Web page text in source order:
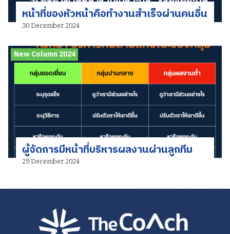
หน้าที่ของหัวหน้าคือทำงานสำเร็จผ่านคนอื่น
30 December 2024
New Column 2024
ผู้จัดการมีหน้าที่บริหารผลงานผ่านลูกทีม
29 December 2024